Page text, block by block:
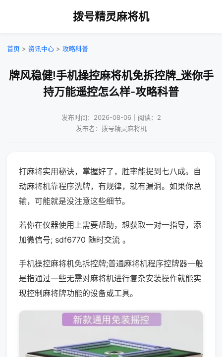
拨号精灵麻将机
首页 > 资讯中心 > 攻略科普
牌风稳健!手机操控麻将机免拆控牌_迷你手
持万能遥控怎么样-攻略科普
发布时间：2026-08-06｜阅读：2
发布者：拨号精灵麻将机
打麻将实用秘诀，掌握好了，胜率能提到七八成。自
动麻将机靠程序洗牌，有规律，就有漏洞。如果你总
输，可能就是没注意这些细节。
若你在仪器使用上需要帮助，想获取一对一指导，添
加微信号; sdf6770 随时交流 。
手机操控麻将机免拆控牌;普通麻将机程序控牌器一般
是指通过一些无需对麻将机进行复杂安装操作就能实
现控制麻将牌功能的设备或工具。